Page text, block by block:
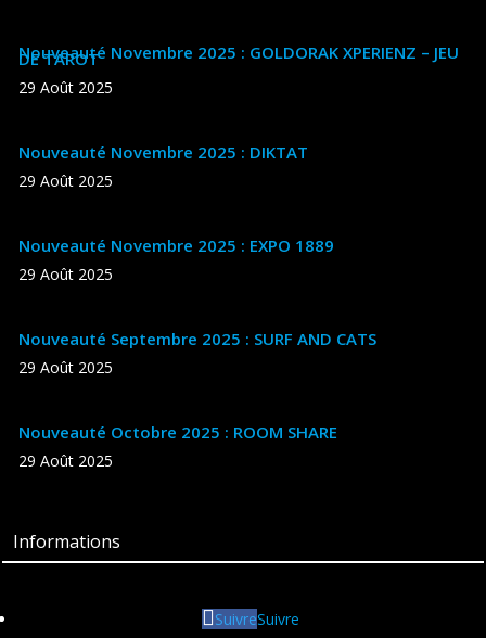
Nouveauté Novembre 2025 : GOLDORAK XPERIENZ – JEU
DE TAROT
29 Août 2025
Nouveauté Novembre 2025 : DIKTAT
29 Août 2025
Nouveauté Novembre 2025 : EXPO 1889
29 Août 2025
Nouveauté Septembre 2025 : SURF AND CATS
29 Août 2025
Nouveauté Octobre 2025 : ROOM SHARE
29 Août 2025
Informations
SuivreSuivre